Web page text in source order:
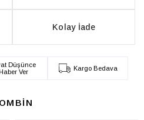
Kolay İade
Düşünce
Ver
Kargo Bedava